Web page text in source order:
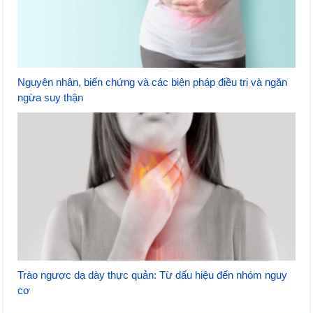
Nguyên nhân, biến chứng và các biện pháp điều trị và ngăn
ngừa suy thận
Trào ngược dạ dày thực quản: Từ dấu hiệu đến nhóm nguy
cơ